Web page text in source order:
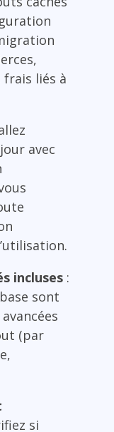
frais liés à
avec
incluses :
sont
(par
si